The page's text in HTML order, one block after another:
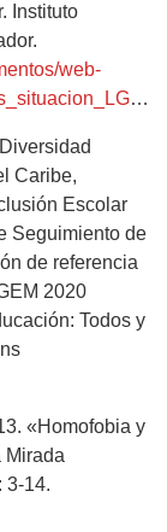
Instituto
web-
Caribe,
Escolar
Seguimiento de
de referencia
2020
Todos y
«Homofobia y
Mirada
3-14.